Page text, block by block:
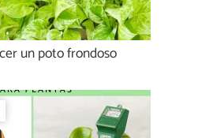
un poto frondoso